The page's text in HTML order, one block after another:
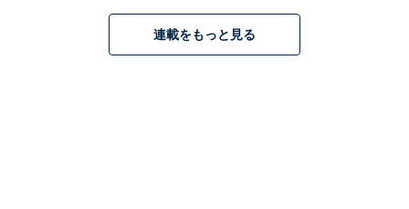
連載をもっと見る